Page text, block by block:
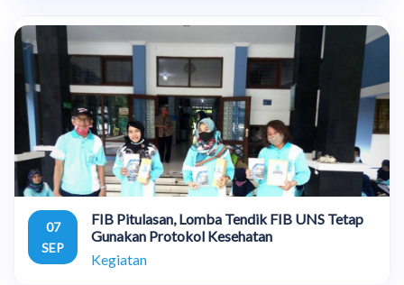
07
SEP
FIB Pitulasan, Lomba Tendik FIB UNS Tetap
Gunakan Protokol Kesehatan
Kegiatan